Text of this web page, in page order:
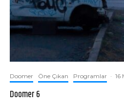
Doomer Öne Çıkan Programlar · 16
Doomer 6